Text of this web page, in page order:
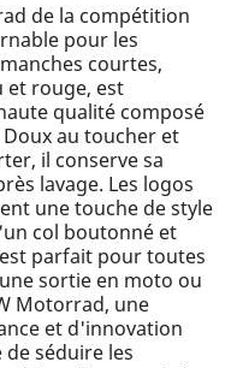
de la compétition
pour les
courtes,
et rouge, est
qualité composé
Doux au toucher et
il conserve sa
lavage. Les logos
une touche de style
col boutonné et
parfait pour toutes
sortie en moto ou
Motorrad, une
et d'innovation
séduire les